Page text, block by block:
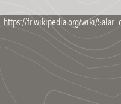
https://fr.wikipedia.org/wiki/